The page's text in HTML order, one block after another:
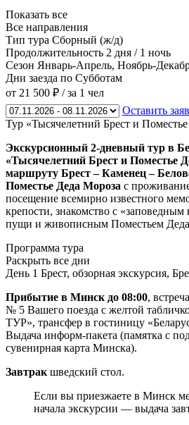
Показать все
Все направления
Тип тура Сборный (ж/д)
Продолжительность 2 дня / 1 ночь
Сезон Январь-Апрель, Ноябрь-
Дни заезда по Субботам
от 21 500 ₽ / за 1 чел
Оставить
Тур «Тысячелетний Брест и
Экскурсионный 2-дневный тур в
«Тысячелетний Брест и Поместье
маршруту Брест – Каменец –
Поместье Деда Мороза с
посещение всемирно известного
крепости, знакомство с
пущи и живописным Поместьем
Программа тура
Раскрыть все дни
День 1 Брест, обзорная экскурсия,
Прибытие в Минск до 08:00,
№ 5 Вашего поезда с желтой
ТУР», трансфер в гостиницу
Выдача информ-пакета (памятка с
сувенирная карта Минска).
Завтрак шведский стол.
Ес­ли вы приезжаете в Минск
на­ча­ла экс­кур­сии — выдача